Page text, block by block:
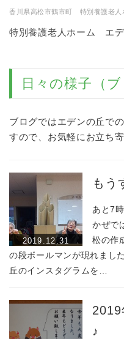
香川県高松市鶴市町 特別養護老
特別養護老人ホーム エデ
日々の様子（ブ
ブログではエデンの丘で
すので、お気軽にお立ち
2019.12.31
もう
あと7
かぜで
松の作
の段ボールマンが現れまし
丘のインスタグラムを…
♪